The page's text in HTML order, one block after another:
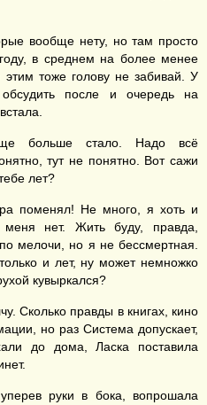
вообще нету, но там просто
в среднем на более менее
тоже голову не забивай. У
после и очередь на
больше стало. Надо всё
тут не понятно. Вот сажи
лет?
поменял! Не много, я хоть и
нет. Жить буду, правда,
мелочи, но я не бессмертная.
и лет, ну может немножко
кувыркался?
Сколько правды в книгах, кино
но раз Система допускает,
до дома, Ласка поставила
руки в бока, вопрошала